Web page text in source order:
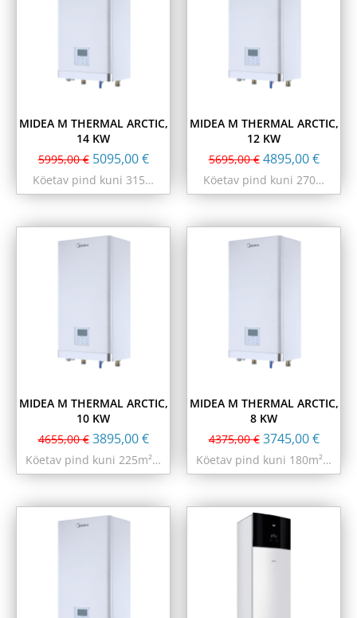
MIDEA M THERMAL ARCTIC,
14 KW
5995,00€ 5095,00€
Köetav pind kuni 315…
MIDEA M THERMAL ARCTIC,
12 KW
5695,00€ 4895,00€
Köetav pind kuni 270…
MIDEA M THERMAL ARCTIC,
10 KW
4655,00€ 3895,00€
Köetav pind kuni 225m²…
MIDEA M THERMAL ARCTIC,
8 KW
4375,00€ 3745,00€
Köetav pind kuni 180m²…